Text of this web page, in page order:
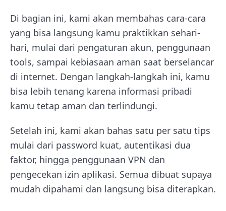
Di bagian ini, kami akan membahas cara-cara
yang bisa langsung kamu praktikkan sehari-
hari, mulai dari pengaturan akun, penggunaan
tools, sampai kebiasaan aman saat berselancar
di internet. Dengan langkah-langkah ini, kamu
bisa lebih tenang karena informasi pribadi
kamu tetap aman dan terlindungi.
Setelah ini, kami akan bahas satu per satu tips
mulai dari password kuat, autentikasi dua
faktor, hingga penggunaan VPN dan
pengecekan izin aplikasi. Semua dibuat supaya
mudah dipahami dan langsung bisa diterapkan.